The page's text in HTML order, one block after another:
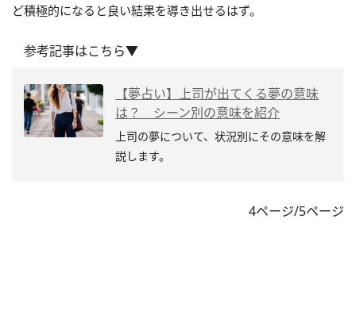
ど積極的になると良い結果を導き出せるはず。
参考記事はこちら▼
【夢占い】上司が出てくる夢の意味
は？ シーン別の意味を紹介
上司の夢について、状況別にその意味を解
説します。
4ページ/5ページ